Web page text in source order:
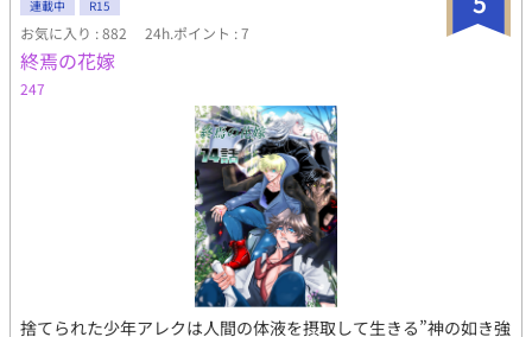
連載中 R15
お気に入り : 882 24h.ポイント : 7
終焉の花嫁
247
捨てられた少年アレクは人間の体液を摂取して生きる”神の如き強